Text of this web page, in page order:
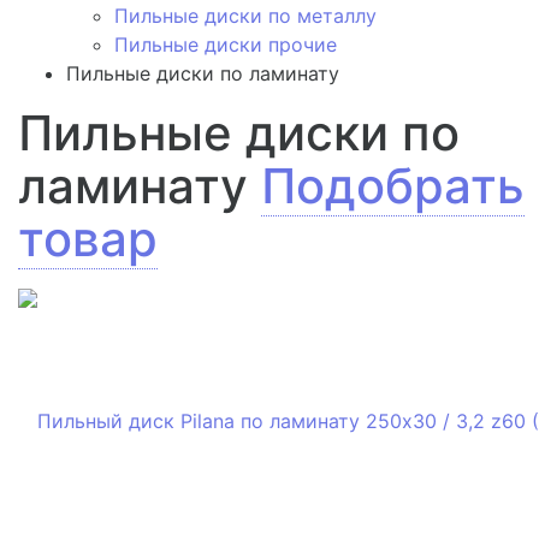
Пильные диски по металлу
Пильные диски прочие
Пильные диски по ламинату
Пильные диски по
ламинату Подобрать
товар